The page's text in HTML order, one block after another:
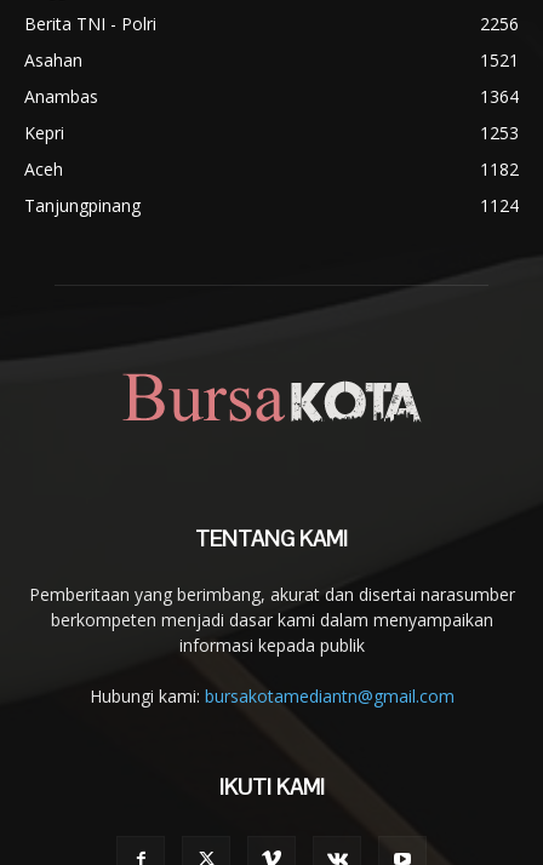
Berita TNI - Polri
2256
Asahan
1521
Anambas
1364
Kepri
1253
Aceh
1182
Tanjungpinang
1124
TENTANG KAMI
Pemberitaan yang berimbang, akurat dan disertai narasumber
berkompeten menjadi dasar kami dalam menyampaikan
informasi kepada publik
Hubungi kami: bursakotamediantn@gmail.com
IKUTI KAMI